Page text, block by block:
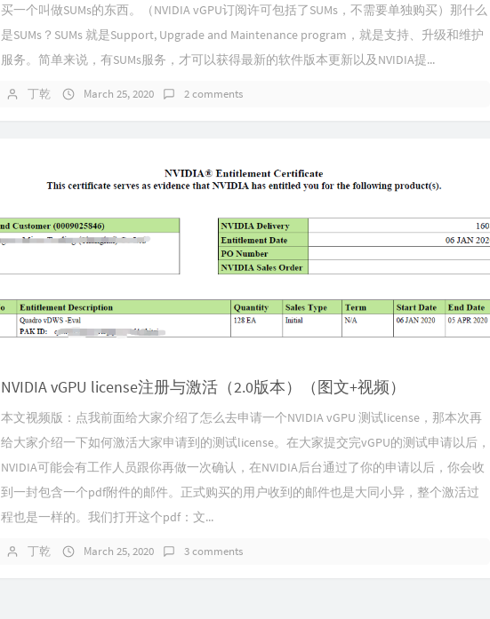
买一个叫做SUMs的东西。（NVIDIA vGPU订阅许可包括了SUMs，不需要单独购买）那什么
是SUMs？SUMs 就是Support, Upgrade and Maintenance program，就是支持、升级和维护
服务。简单来说，有SUMs服务，才可以获得最新的软件版本更新以及NVIDIA提...
丁乾 March 25, 2020 2 comments
NVIDIA vGPU license注册与激活（2.0版本）（图文+视频）
本文视频版：点我前面给大家介绍了怎么去申请一个NVIDIA vGPU 测试license，那本次再
给大家介绍一下如何激活大家申请到的测试license。在大家提交完vGPU的测试申请以后，
NVIDIA可能会有工作人员跟你再做一次确认，在NVIDIA后台通过了你的申请以后，你会收
到一封包含一个pdf附件的邮件。正式购买的用户收到的邮件也是大同小异，整个激活过
程也是一样的。我们打开这个pdf：文...
丁乾 March 25, 2020 3 comments